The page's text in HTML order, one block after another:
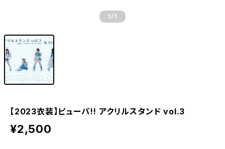
1 /1
【2023衣装】ピューパ!! アクリルスタンド vol.3
¥2,500